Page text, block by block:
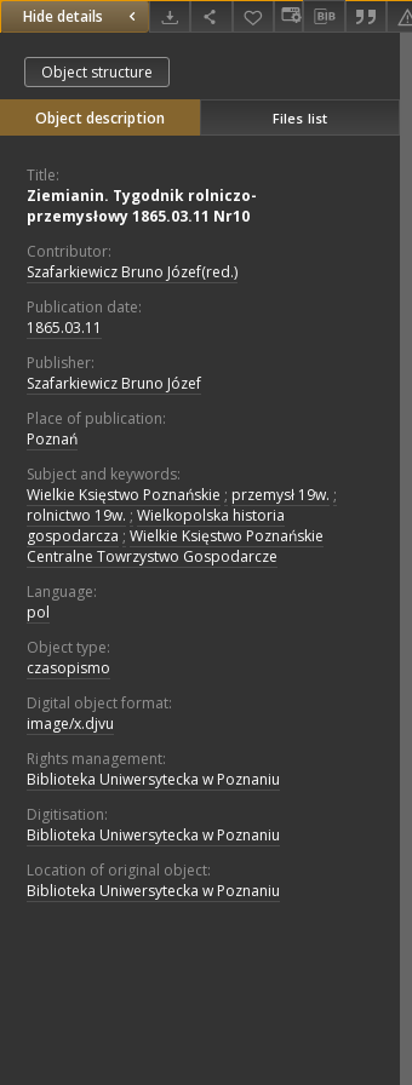
Hide details
Object structure
Object description Files list
Title:
Ziemianin. Tygodnik rolniczo-
przemysłowy 1865.03.11 Nr10
Contributor:
Szafarkiewicz Bruno Józef(red.)
Publication date:
1865.03.11
Publisher:
Szafarkiewicz Bruno Józef
Place of publication:
Poznań
Subject and keywords:
Wielkie Księstwo Poznańskie ; przemysł 19w. ;
rolnictwo 19w. ; Wielkopolska historia
gospodarcza ; Wielkie Księstwo Poznańskie
Centralne Towrzystwo Gospodarcze
Language:
pol
Object type:
czasopismo
Digital object format:
image/x.djvu
Rights management:
Biblioteka Uniwersytecka w Poznaniu
Digitisation:
Biblioteka Uniwersytecka w Poznaniu
Location of original object:
Biblioteka Uniwersytecka w Poznaniu